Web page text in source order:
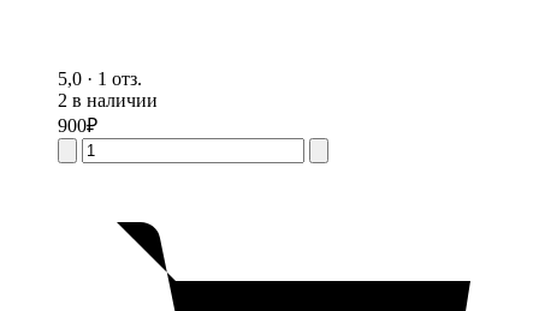
5,0 · 1 отз.
2 в наличии
900₽